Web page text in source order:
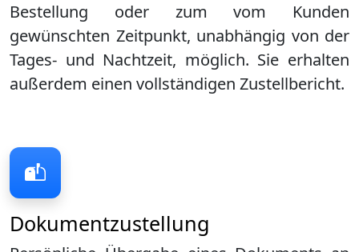
Dokumentzustellung
Bestellung oder zum vom Kunden
gewünschten Zeitpunkt, unabhängig von der
Tages- und Nachtzeit, möglich. Sie erhalten
außerdem einen vollständigen Zustellbericht.